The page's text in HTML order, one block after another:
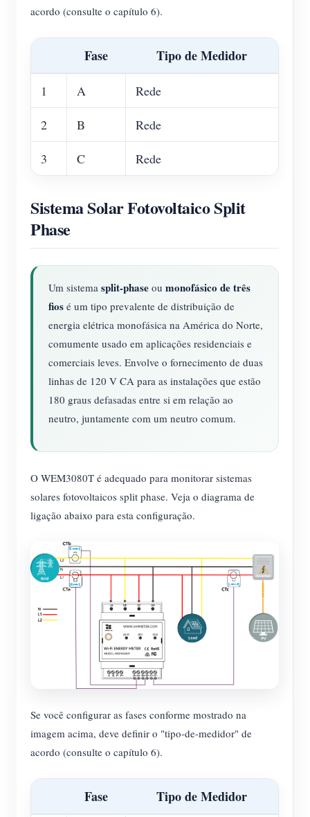
acordo (consulte o capítulo 6).
Fase Tipo de Medidor
1 A Rede
2 B Rede
3 C Rede
Sistema Solar Fotovoltaico Split
Phase
Um sistema split-phase ou monofásico de três
fios é um tipo prevalente de distribuição de
energia elétrica monofásica na América do Norte,
comumente usado em aplicações residenciais e
comerciais leves. Envolve o fornecimento de duas
linhas de 120 V CA para as instalações que estão
180 graus defasadas entre si em relação ao
neutro, juntamente com um neutro comum.
O WEM3080T é adequado para monitorar sistemas
solares fotovoltaicos split phase. Veja o diagrama de
ligação abaixo para esta configuração.
Se você configurar as fases conforme mostrado na
imagem acima, deve definir o "tipo-de-medidor" de
acordo (consulte o capítulo 6).
Fase Tipo de Medidor